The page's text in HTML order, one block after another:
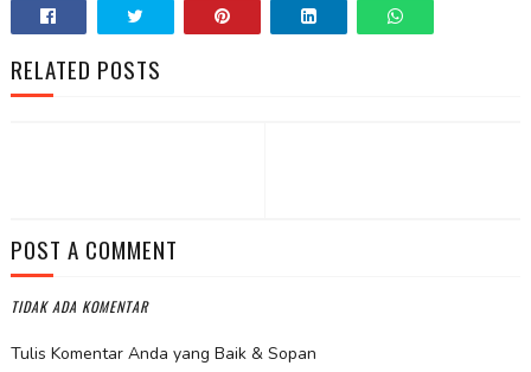
RELATED POSTS
POST A COMMENT
TIDAK ADA KOMENTAR
Tulis Komentar Anda yang Baik & Sopan